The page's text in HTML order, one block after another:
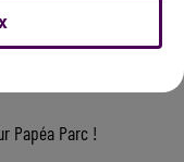
The Voice & The Voice
Papéa Parc !